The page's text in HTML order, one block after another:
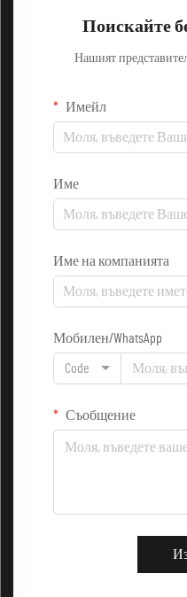
Поискайте
Нашият
Имейл
Име
Име на компанията
Мобилен/WhatsApp
Code
Съобщение